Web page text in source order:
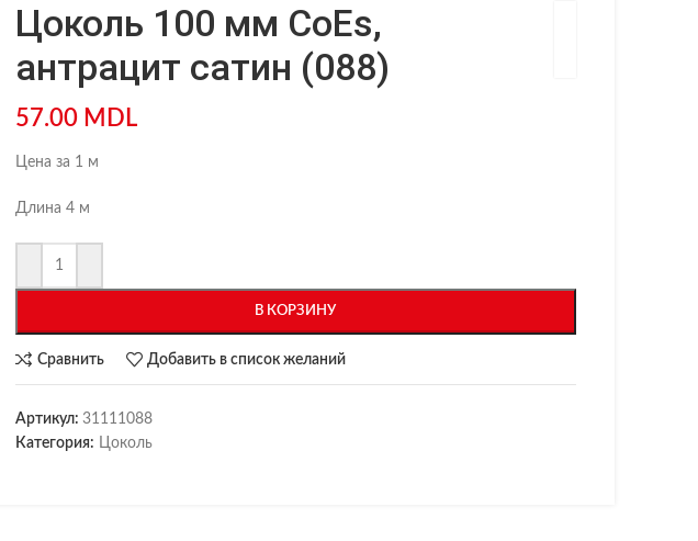
Цоколь 100 мм CoEs,
антрацит сатин (088)
57.00 MDL
Цена за 1 м
Длина 4 м
В КОРЗИНУ
Сравнить Добавить в список желаний
Артикул: 31111088
Категория: Цоколь